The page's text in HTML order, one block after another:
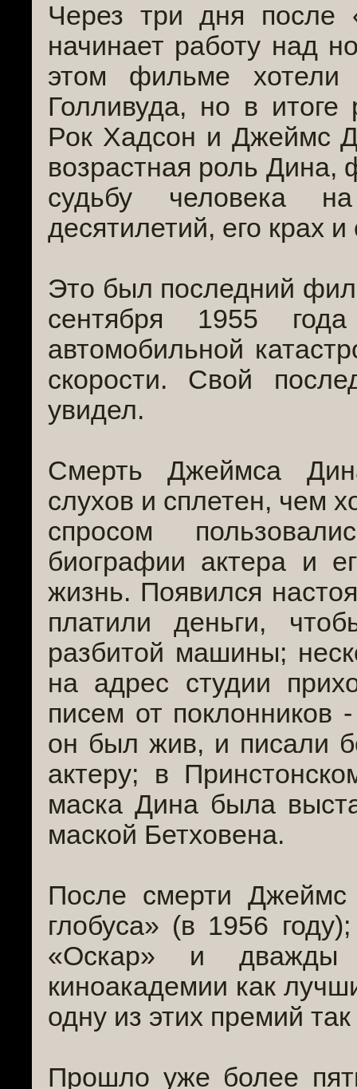
Через три дня после
начинает работу над
этом фильме хотели
Голливуда, но в
Рок Хадсон и Джеймс
возрастная роль Дина,
судьбу человека
десятилетий, его крах
Это был последний
сентября 1955
автомобильной
скорости. Свой
увидел.
Смерть Джеймса
слухов и сплетен, чем
спросом
биографии актера и
жизнь. Появился
платили деньги,
разбитой машины;
на адрес студии
писем от поклонников
он был жив, и писали
актеру; в
маска Дина была
маской Бетховена.
После смерти Джеймс
глобуса» (в 1956
«Оскар» и дважды
киноакадемии как
одну из этих премий
Прошло уже более